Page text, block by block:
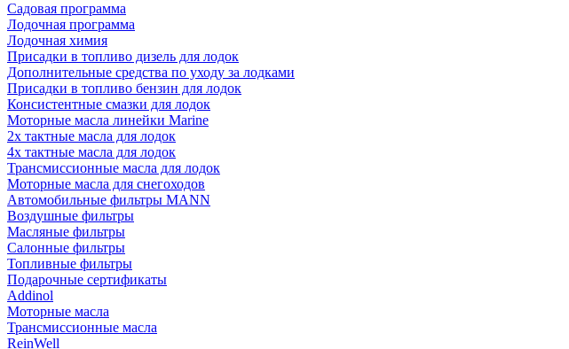
Садовая программа
Лодочная программа
Лодочная химия
Присадки в топливо дизель для лодок
Дополнительные средства по уходу за лодками
Присадки в топливо бензин для лодок
Консистентные смазки для лодок
Моторные масла линейки Marine
2х тактные масла для лодок
4х тактные масла для лодок
Трансмиссионные масла для лодок
Моторные масла для снегоходов
Автомобильные фильтры MANN
Воздушные фильтры
Масляные фильтры
Салонные фильтры
Топливные фильтры
Подарочные сертификаты
Addinol
Моторные масла
Трансмиссионные масла
ReinWell